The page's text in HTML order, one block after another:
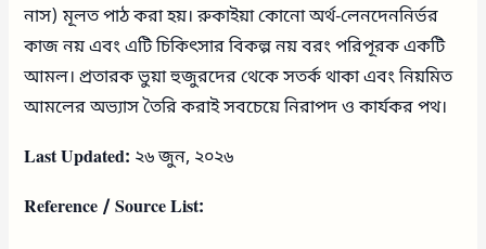
নাস) মূলত পাঠ করা হয়। রুকাইয়া কোনো অর্থ-লেনদেননির্ভর
কাজ নয় এবং এটি চিকিৎসার বিকল্প নয় বরং পরিপূরক একটি
আমল। প্রতারক ভুয়া হুজুরদের থেকে সতর্ক থাকা এবং নিয়মিত
আমলের অভ্যাস তৈরি করাই সবচেয়ে নিরাপদ ও কার্যকর পথ।
Last Updated: ২৬ জুন, ২০২৬
Reference / Source List: